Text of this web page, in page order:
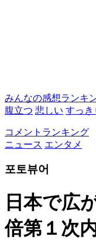
みんなの感想ランキ
腹立つ 悲しい すっき
コメントランキング
ニュース エンタメ
포토뷰어
日本で広
倍第１次